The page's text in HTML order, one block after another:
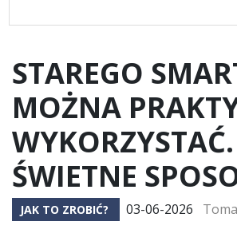
STAREGO
MOŻNA
ŚWIETNE
JAK TO ZROBIĆ? 03-06-2026